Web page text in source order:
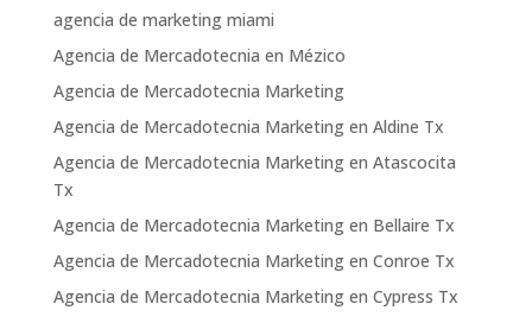
agencia de marketing miami
Agencia de Mercadotecnia en Mézico
Agencia de Mercadotecnia Marketing
Agencia de Mercadotecnia Marketing en Aldine Tx
Agencia de Mercadotecnia Marketing en Atascocita
Tx
Agencia de Mercadotecnia Marketing en Bellaire Tx
Agencia de Mercadotecnia Marketing en Conroe Tx
Agencia de Mercadotecnia Marketing en Cypress Tx